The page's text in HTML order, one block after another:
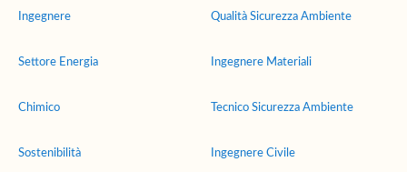
Ingegnere
Settore Energia
Chimico
Sostenibilità
Qualità Sicurezza Ambiente
Ingegnere Materiali
Tecnico Sicurezza Ambiente
Ingegnere Civile